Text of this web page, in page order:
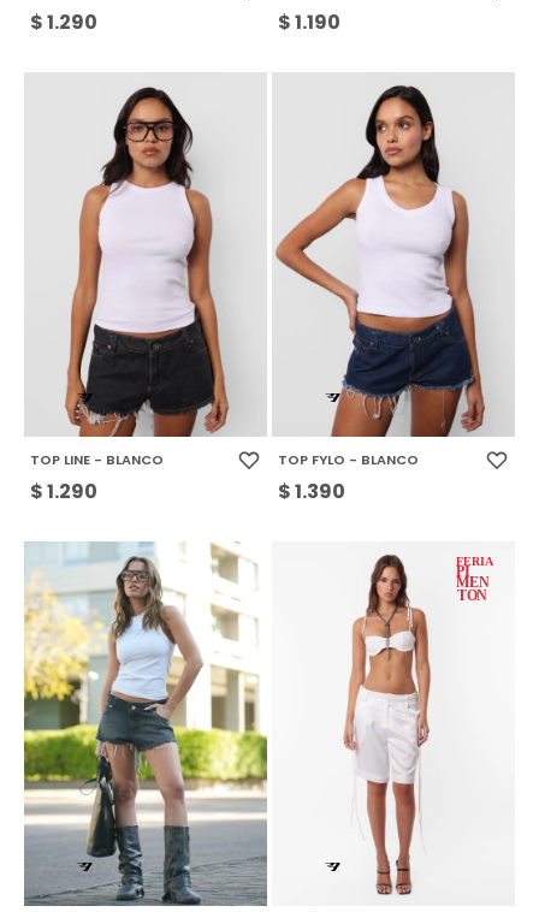
$1.290 $1.190
TOP LINE - BLANCO
$1.290
TOP FYLO - BLANCO
$1.390